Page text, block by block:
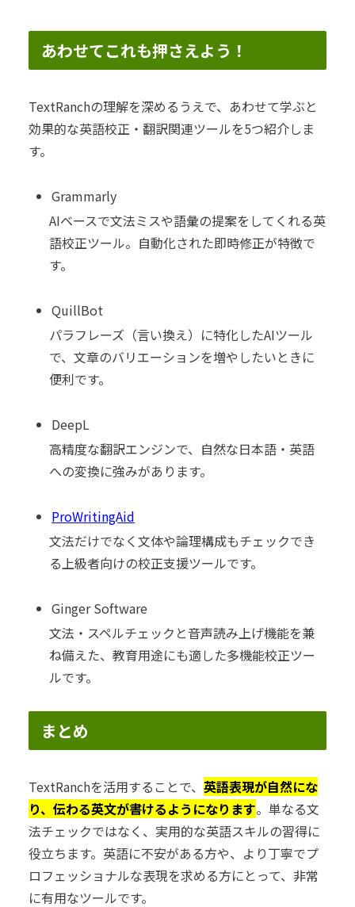
あわせてこれも押さえよう！
TextRanchの理解を深めるうえで、あわせて学ぶと
効果的な英語校正・翻訳関連ツールを5つ紹介しま
す。
Grammarly
AIベースで文法ミスや語彙の提案をしてくれる英
語校正ツール。自動化された即時修正が特徴で
す。
QuillBot
パラフレーズ（言い換え）に特化したAIツール
で、文章のバリエーションを増やしたいときに
便利です。
DeepL
高精度な翻訳エンジンで、自然な日本語・英語
への変換に強みがあります。
ProWritingAid
文法だけでなく文体や論理構成もチェックでき
る上級者向けの校正支援ツールです。
Ginger Software
文法・スペルチェックと音声読み上げ機能を兼
ね備えた、教育用途にも適した多機能校正ツー
ルです。
まとめ
TextRanchを活用することで、 英語表現が自然にな
り、伝わる英文が書けるようになります。単なる文
法チェックではなく、実用的な英語スキルの習得に
役立ちます。英語に不安がある方や、より丁寧でプ
ロフェッショナルな表現を求める方にとって、非常
に有用なツールです。